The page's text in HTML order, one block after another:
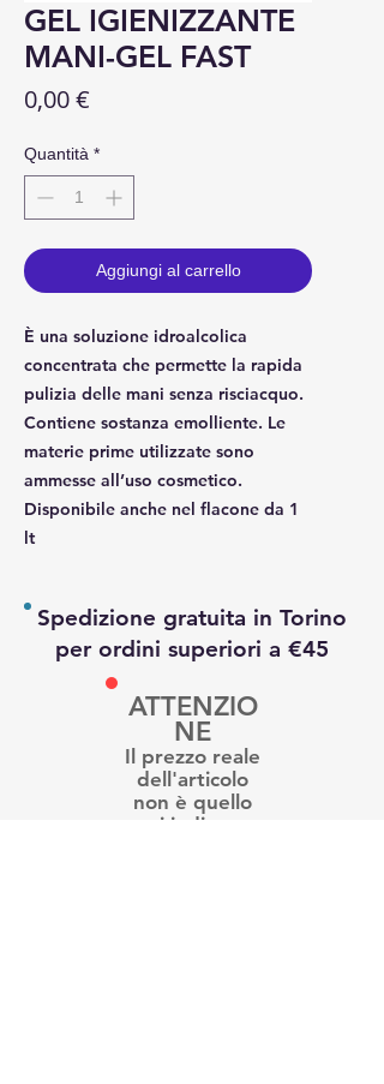
GEL IGIENIZZANTE
MANI-GEL FAST
0,00 €
Quantità *
Aggiungi al carrello
È una soluzione idroalcolica
concentrata che permette la rapida
pulizia delle mani senza risciacquo.
Contiene sostanza emolliente. Le
materie prime utilizzate sono
ammesse all’uso cosmetico.
Disponibile anche nel flacone da 1
lt
Spedizione gratuita in Torino
per ordini superiori a €45
ATTENZIO
NE
Il prezzo reale
dell'articolo
non è quello
qui indicato.